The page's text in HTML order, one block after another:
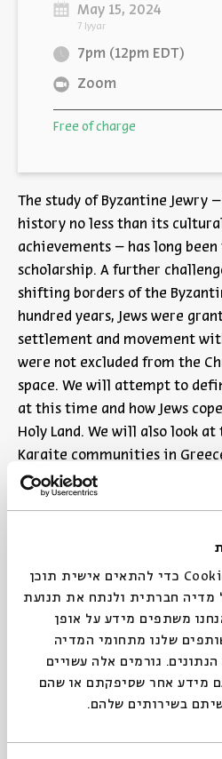
אנחנו משתמשים בקובצי Cookie כדי להתאים אישית תוכן
מדיה חברתית ולנתח את תנועת
משתפים מידע על אופן
שלנו מתחומי המדיה
גורמים אלה עשויים
מידע אחר שסיפקתם או שהם
בשירותים שלהם.
The study of Byzantine Jewry
history no less than its
achievements – has long
scholarship. A further
shifting borders of the
hundred years, Jews were
settlement and movement
were not excluded from the
space. We will attempt to
at this time and how Jews
Holy Land. We will also look
Karaite communities in
Watch the recording of
May 15, 2024
7 Iyyar
7pm (12pm EDT)
Zoom
Free of charge